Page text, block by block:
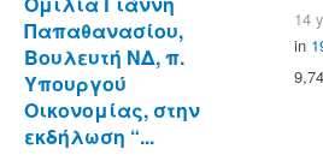
Παπαθανασίου,
Βουλευτή ΝΔ, π.
Υπουργού
Οικονομίας, στην
εκδήλωση “...
14
in